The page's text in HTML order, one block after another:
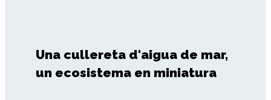
Una cullereta d'aigua de mar,
un ecosistema en miniatura